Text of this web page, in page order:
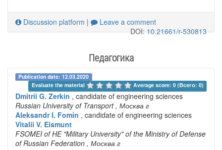
Discussion platform |
Leave a comment
DOI:10.21661/r-530813
Педагогика
Publication date: 12.03.2020
Evaluate the material
Average score: 0 (Всего: 0)
Dmitrii G. Zerkin , candidate of engineering sciences
Russian University of Transport , Москва г
Aleksandr I. Fomin , candidate of engineering sciences
Vitalii V. Eismunt
FSOMEI of HE "Military University" of the Ministry of Defense
of Russian Federation , Москва г